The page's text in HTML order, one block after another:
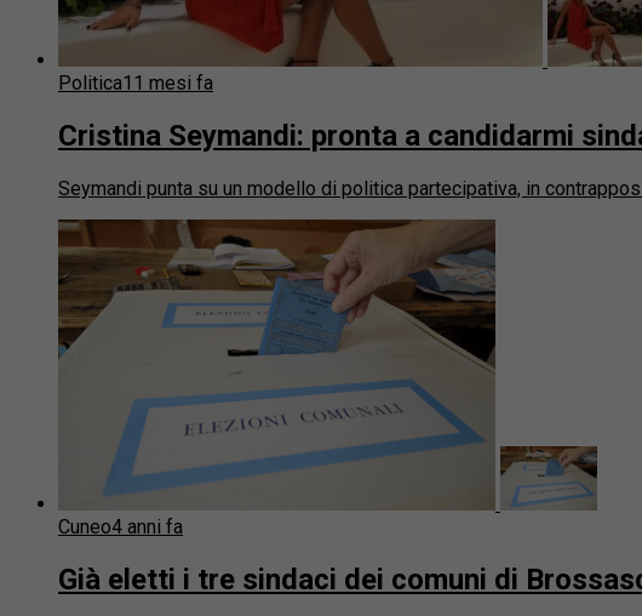
Politica11 mesi fa
Cristina Seymandi: pronta a candidarmi
Seymandi punta su un modello di politica partecipativa, in
Cuneo4 anni fa
Già eletti i tre sindaci dei comuni di